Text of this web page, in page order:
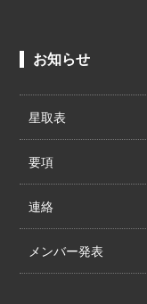
お知らせ
星取表
要項
連絡
メンバー発表